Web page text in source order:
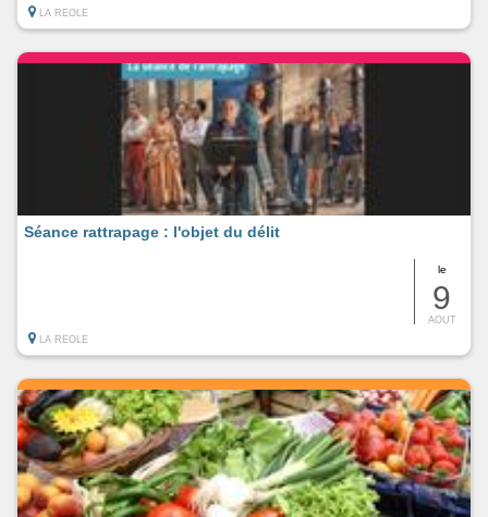
LA REOLE
le
9
AOUT
Séance rattrapage : l'objet du délit
LA REOLE